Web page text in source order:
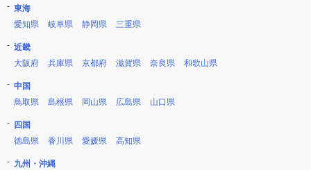
東海
愛知県
岐阜県 静岡県 三重県
近畿
大阪府
兵庫県 京都府 滋賀県 奈良県 和歌山県
中国
鳥取県
島根県 岡山県 広島県 山口県
四国
徳島県
香川県 愛媛県 高知県
九州・沖縄